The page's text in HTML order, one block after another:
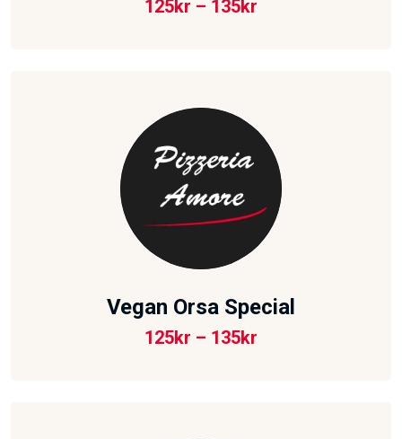
125kr – 135kr
Vegan Orsa Special
125kr – 135kr